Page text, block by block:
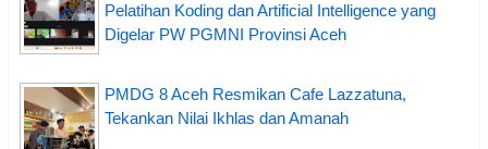
Pelatihan Koding dan Artificial Intelligence yang
Digelar PW PGMNI Provinsi Aceh
PMDG 8 Aceh Resmikan Cafe Lazzatuna,
Tekankan Nilai Ikhlas dan Amanah